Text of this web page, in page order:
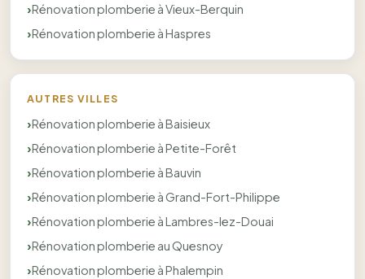
Rénovation plomberie à Vieux-Berquin
Rénovation plomberie à Haspres
AUTRES VILLES
Rénovation plomberie à Baisieux
Rénovation plomberie à Petite-Forêt
Rénovation plomberie à Bauvin
Rénovation plomberie à Grand-Fort-Philippe
Rénovation plomberie à Lambres-lez-Douai
Rénovation plomberie au Quesnoy
Rénovation plomberie à Phalempin